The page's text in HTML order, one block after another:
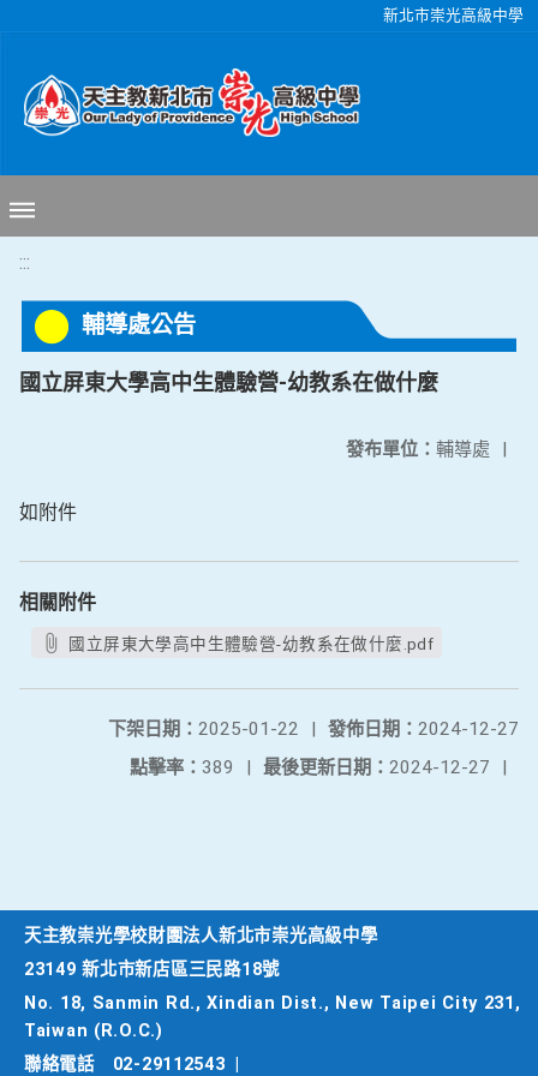
新北市崇光高級中學
:::
輔導處公告
國立屏東大學高中生體驗營-幼教系在做什麼
發布單位： 輔導處 |
如附件
相關附件
國立屏東大學高中生體驗營-幼教系在做什麼.pdf
發佈日期： 2024-12-27
下架日期： 2025-01-22
|
最後更新日期： 2024-12-27 |
點擊率： 389 |
天主教崇光學校財團法人新北市崇光高級中學
23149 新北市新店區三民路18號
No. 18, Sanmin Rd., Xindian Dist., New Taipei City 231,
Taiwan (R.O.C.)
聯絡電話
02-29112543